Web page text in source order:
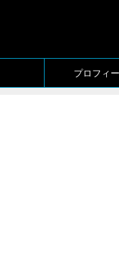
プロフィ